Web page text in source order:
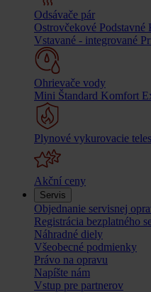
Odsávače pár
Ostrovčekové Podstavné
Vstavané - integrované
Ohrievače vody
Mini Štandard Komfort
Plynové vykurovacie
Akční ceny
Servis
Objednanie servisnej
Registrácia bezplatného
Náhradné diely
Všeobecné podmienky
Právo na opravu
Napíšte nám
Vstup pre partnerov